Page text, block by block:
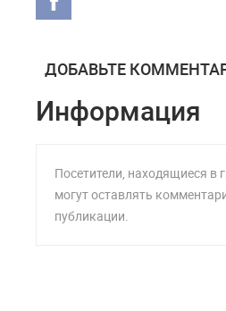
ДОБАВЬТЕ
Информация
Посетители, находящиеся в
могут оставлять
публикации.